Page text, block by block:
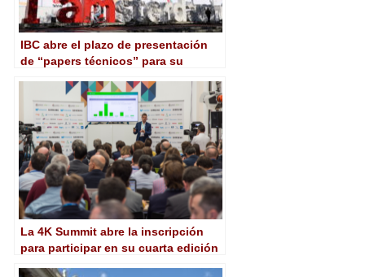
IBC abre el plazo de presentación
de “papers técnicos” para su
de la feria
La 4K Summit abre la inscripción
para participar en su cuarta edición